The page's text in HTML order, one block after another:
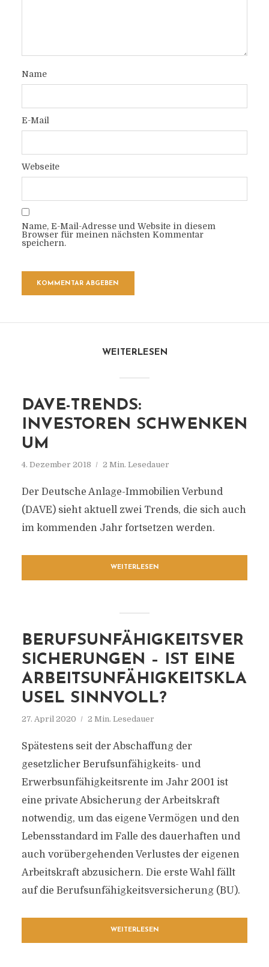
Name
E-Mail
Webseite
Name, E-Mail-Adresse und Website in diesem
Browser für meinen nächsten Kommentar
speichern.
WEITERLESEN
DAVE-TRENDS:
INVESTOREN SCHWENKEN
UM
4. Dezember 2018 2 Min. Lesedauer
Der Deutsche Anlage-Immobilien Verbund
(DAVE) sieht aktuell zwei Trends, die sich auch
im kommenden Jahr fortsetzen werden.
WEITERLESEN
BERUFSUNFÄHIGKEITSVER
SICHERUNGEN – IST EINE
ARBEITSUNFÄHIGKEITSKLA
USEL SINNVOLL?
27. April 2020 2 Min. Lesedauer
Spätestens seit der Abschaffung der
gesetzlicher Berufsunfähigkeits- und
Erwerbsunfähigkeitsrente im Jahr 2001 ist
eine private Absicherung der Arbeitskraft
notwendig, um das eigene Vermögen und den
Lebensstandard im Falle des dauerhaften und
auch vorübergehenden Verlustes der eigenen
Arbeitskraft abzusichern. Die erste Wahl fällt
auf die Berufsunfähigkeitsversicherung (BU).
WEITERLESEN